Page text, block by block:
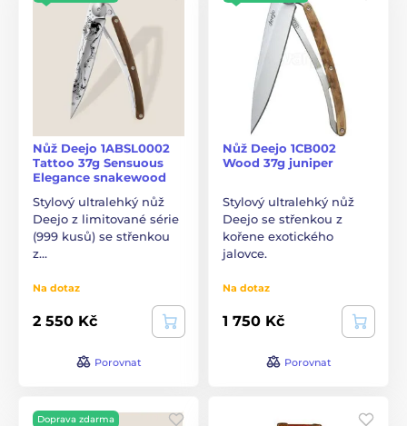
Nůž Deejo 1ABSL0002
Tattoo 37g Sensuous
Elegance snakewood
Stylový ultralehký nůž
Deejo z limitované série
(999 kusů) se střenkou
z…
Na dotaz
2 550 Kč
Porovnat
Nůž Deejo 1CB002
Wood 37g juniper
Stylový ultralehký nůž
Deejo se střenkou z
kořene exotického
jalovce.
Na dotaz
1 750 Kč
Porovnat
Doprava zdarma